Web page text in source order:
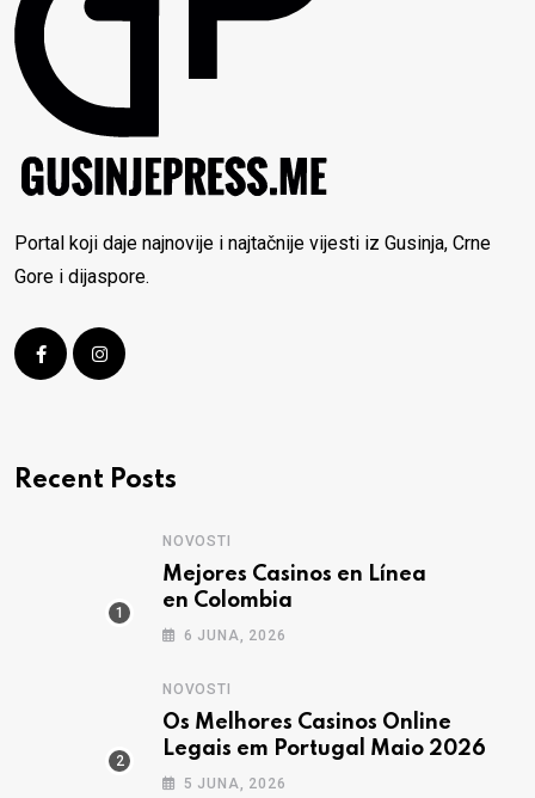
Portal koji daje najnovije i najtačnije vijesti iz Gusinja, Crne
Gore i dijaspore.
Recent Posts
NOVOSTI
Mejores Casinos en Línea
en Colombia
6 JUNA, 2026
NOVOSTI
Os Melhores Casinos Online
Legais em Portugal Maio 2026
5 JUNA, 2026